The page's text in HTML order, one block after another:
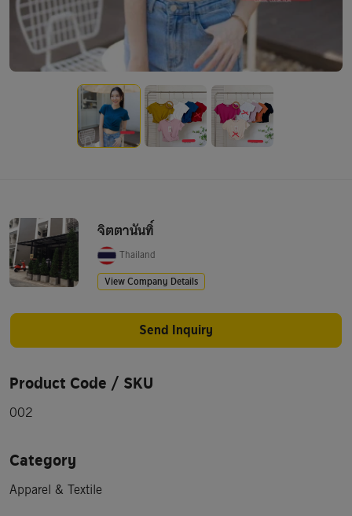
จิตตานันทิ์
Thailand
View Company Details
Send Inquiry
Product Code / SKU
002
Category
Apparel & Textile